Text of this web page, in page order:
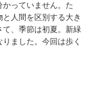
っていません。た
人間を区別する大き
て、季節は初夏。新緑
ました。今回は歩く